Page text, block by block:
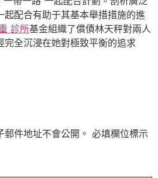
起配合有助于其基本舉措措施的進
診所基金組織了償債林天秤對兩人
完全沉浸在她對極致平衡的追求
件地址不會公開。 必填欄位標示